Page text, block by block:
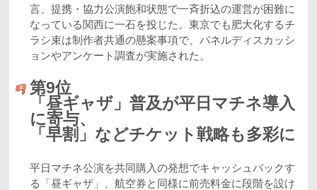
言、提携・協力公演飽和状態で一斉折込の運営が困難に
なっている関西に一石を投じた。東京でも肥大化するチ
ラシ束は制作者共通の懸案事項で、パネルディスカッシ
ョンやアンケート調査が実施された。
第9位
「昼ギャザ」普及が平日マチネ導入
に寄与、
「早割」などチケット戦略も多彩に
平日マチネ公演を共同購入の発想でキャッシュバックす
る「昼ギャザ」、航空券と同様に前売料金に段階を設け